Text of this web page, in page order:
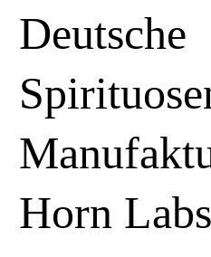
Deutsche
Horn